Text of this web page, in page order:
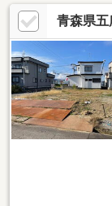
青森県五